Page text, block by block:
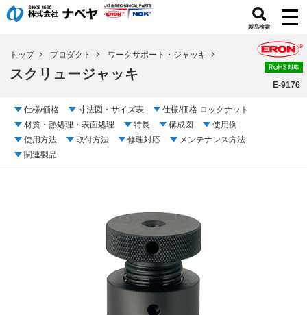
製品検索
トップ プロダクト ワークサポート・ジャッキ
スクリュージャッキ
E-9176
仕様/価格 寸法図・サイズ表
仕様/価格 ロックナット
材質・熱処理・表面処理
特長 構成図
使用例
使用方法
取付方法 修理対応
メンテナンス方法
関連製品